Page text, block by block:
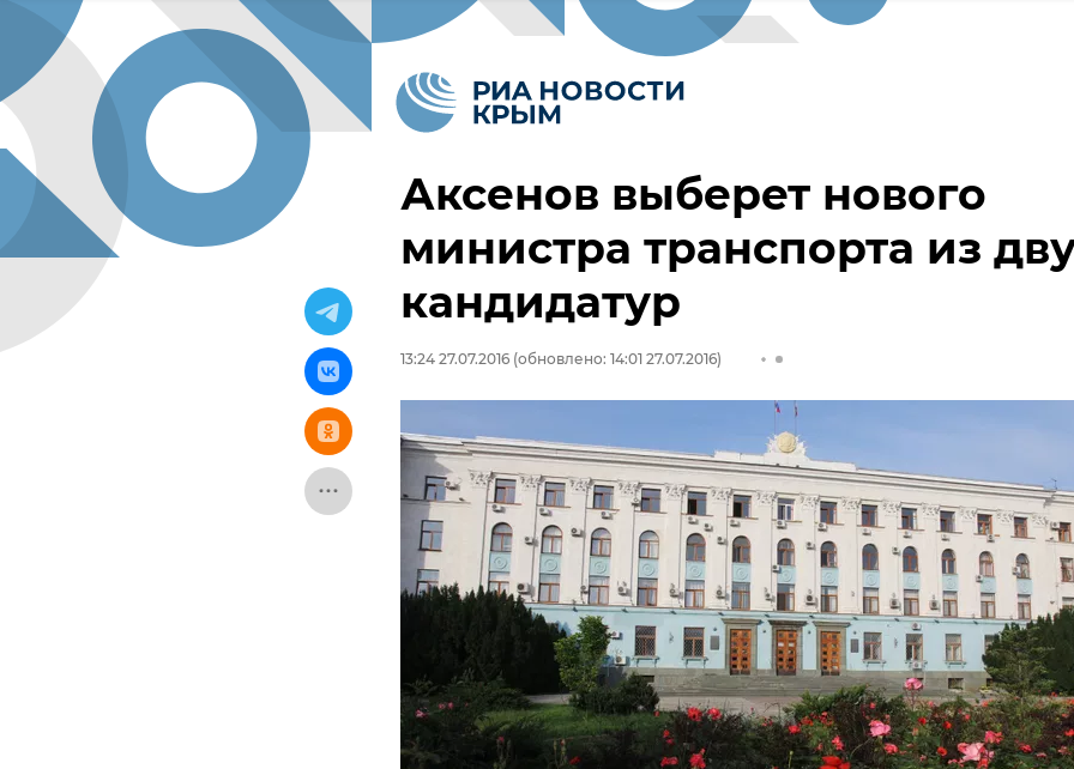
Аксенов выберет нового
министра транспорта из
кандидатур
13:24 27.07.2016 (обновлено: 14:01 27.07.2016)